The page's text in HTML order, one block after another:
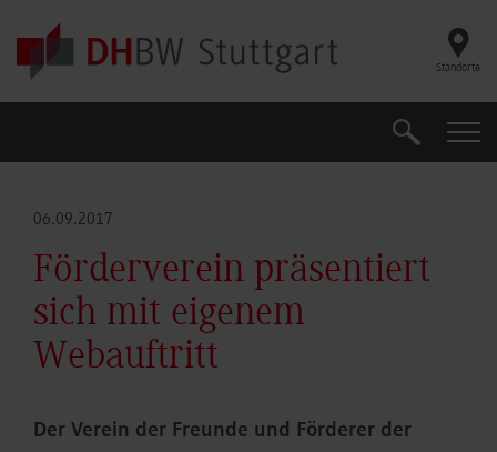
Skip to main content
Standorte
Suche
06.09.2017
Förderverein präsentiert
sich mit eigenem
Webauftritt
Der Verein der Freunde und Förderer der